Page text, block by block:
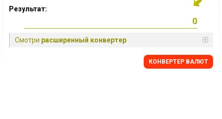
Результат:
Смотри расширенный конвертер
КОНВЕРТЕР ВАЛЮТ